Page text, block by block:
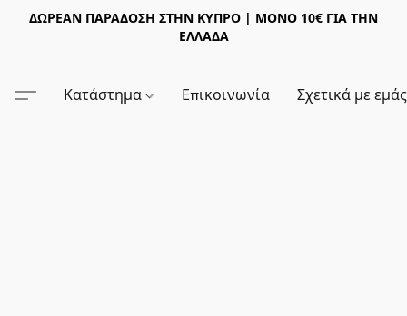
ΔΩΡΕΑΝ ΠΑΡΑΔΟΣΗ ΣΤΗΝ ΚΥΠΡΟ | ΜΟΝΟ 10€ ΓΙΑ ΤΗΝ
ΕΛΛΑΔΑ
Κατάστημα Επικοινωνία Σχετικά με εμάς